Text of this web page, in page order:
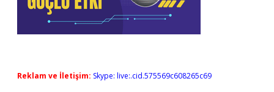
Reklam ve İletişim: Skype: live:.cid.575569c608265c69